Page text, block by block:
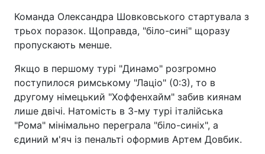
Команда Олександра Шовковського стартувала з
трьох поразок. Щоправда, "біло-сині" щоразу
пропускають менше.
Якщо в першому турі "Динамо" розгромно
поступилося римському "Лаціо" (0:3), то в
другому німецький "Хоффенхайм" забив киянам
лише двічі. Натомість в 3-му турі італійська
"Рома" мінімально переграла "біло-синіх", а
єдиний м'яч із пенальті оформив Артем Довбик.